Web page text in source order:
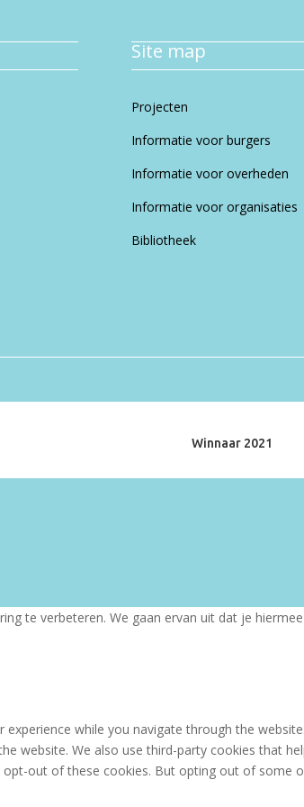
Site map
Projecten
Informatie voor burgers
Informatie voor overheden
Informatie voor organisaties
Bibliotheek
Winnaar 2021
te verbeteren. We gaan ervan uit dat je
while you navigate through the
website. We also use third-party cookies that
out of these cookies. But opting out of some